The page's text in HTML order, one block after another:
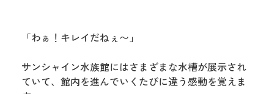
「わぁ！キレイだねぇ〜」
サンシャイン水族館にはさまざまな水槽が展示され
ていて、館内を進んでいくたびに違う感動を覚えま